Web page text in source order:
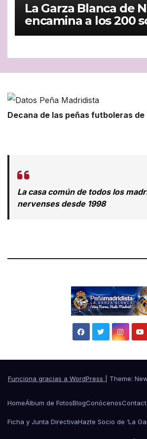
La Garza Blanca de
encamina a los 200
con paso firme
Decana de las peñas futboleras de
La casa común de todos los
nervenses desde 1998
Funciona gracias a WordPress Theme:
HomeÁlbum de FotosBlogConócenos
Ficha y Junta DirectivaHazte Socio de ‘La